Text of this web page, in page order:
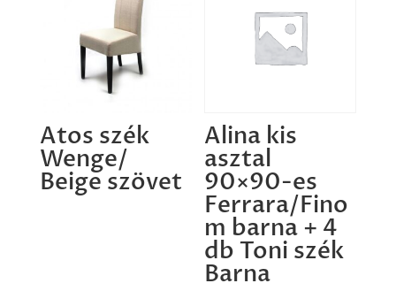
Atos szék
Wenge/
Beige szövet
Alina kis
asztal
90×90-es
Ferrara/Fino
m barna + 4
db Toni szék
Barna